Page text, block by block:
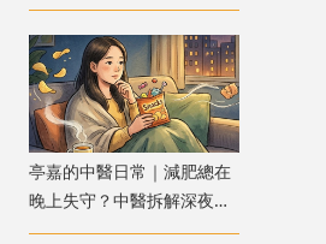
亭嘉的中醫日常｜減肥總在
晚上失守？中醫拆解深夜食
慾